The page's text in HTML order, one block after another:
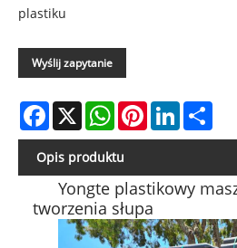
plastiku
Wyślij zapytanie
Facebook
X WhatsAppPinterestLinkedIn
Opis produktu
Yongte plastikowy
tworzenia słupa